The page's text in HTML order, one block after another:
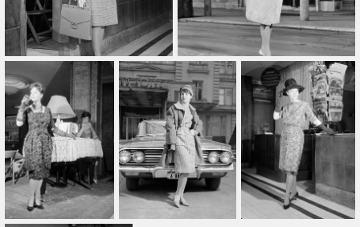
10 évnél régebbiek
Fotós(ok)
Szerepel
Fotós hozzáadása
Hozzáad
Szűrő törlése
Alkalmaz